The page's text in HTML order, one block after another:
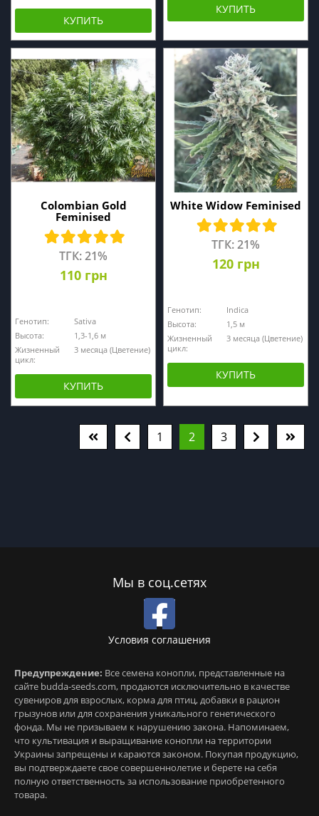
КУПИТЬ
КУПИТЬ
Colombian Gold
Feminised
ТГК: 21%
110 грн
Генотип:
Sativa
Высота:
1,3-1,6 м
Жизненный
цикл:
3 месяца (Цветение)
КУПИТЬ
White Widow Feminised
ТГК: 21%
120 грн
Генотип:
Indica
Высота:
1,5 м
Жизненный
цикл:
3 месяца (Цветение)
КУПИТЬ
1 2 3
Мы в соц.сетях
Условия соглашения
Предупреждение: Все семена конопли, представленные на
сайте budda-seeds.com, продаются исключительно в качестве
сувениров для взрослых, корма для птиц, добавки в рацион
грызунов или для сохранения уникального генетического
фонда. Мы не призываем к нарушению закона. Напоминаем,
что культивация и выращивание конопли на территории
Украины запрещены и караются законом. Покупая продукцию,
вы подтверждаете свое совершеннолетие и берете на себя
полную ответственность за использование приобретенного
товара.